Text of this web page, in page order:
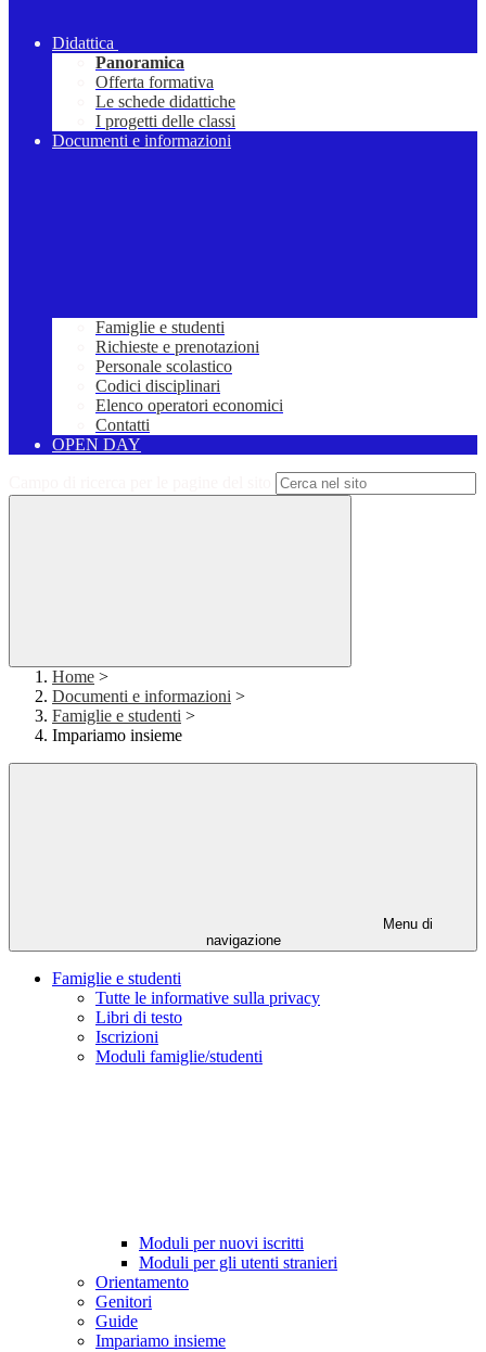
Didattica
Panoramica
Offerta formativa
Le schede didattiche
I progetti delle classi
Documenti e informazioni
Famiglie e studenti
Richieste e prenotazioni
Personale scolastico
Codici disciplinari
Elenco operatori economici
Contatti
OPEN DAY
Home >
Documenti e informazioni >
Famiglie e studenti >
Impariamo insieme
Menu di
navigazione
Famiglie e studenti
Tutte le informative sulla privacy
Libri di testo
Iscrizioni
Moduli famiglie/studenti
Moduli per nuovi iscritti
Moduli per gli utenti stranieri
Orientamento
Genitori
Guide
Impariamo insieme